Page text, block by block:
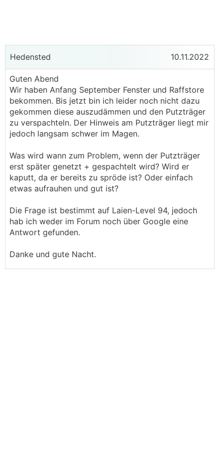
Hedensted 10.11.2022
Guten Abend
Wir haben Anfang September Fenster und Raffstore
bekommen. Bis jetzt bin ich leider noch nicht dazu
gekommen diese auszudämmen und den Putzträger
zu verspachteln. Der Hinweis am Putzträger liegt mir
jedoch langsam schwer im Magen.
Was wird wann zum Problem, wenn der Putzträger
erst später genetzt + gespachtelt wird? Wird er
kaputt, da er bereits zu spröde ist? Oder einfach
etwas aufrauhen und gut ist?
Die Frage ist bestimmt auf Laien-Level 94, jedoch
hab ich weder im Forum noch über Google eine
Antwort gefunden.
Danke und gute Nacht.